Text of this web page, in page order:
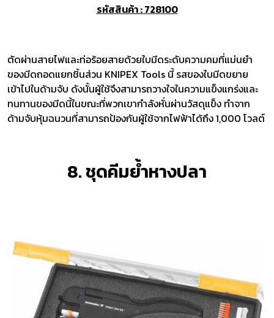
รหัสสินค้า : 728100
ตัดผ่านสายไฟและท่อร้อยสายด้วยใบมีดระดับความคมที่แม่นยำ
ของมีดถอดแยกชิ้นส่วน KNIPEX Tools นี้ รสของใบมีดขยาย
เข้าไปในด้ามจับ ดังนั้นผู้ใช้จึงสามารถวางใจในความแข็งแกร่งและ
ทนทานของมีดนี้ในขณะที่พวกเขากำลังหั่นผ่านวัสดุแข็ง ทำจาก
ด้ามจับหุ้มฉนวนที่สามารถป้องกันผู้ใช้จากไฟฟ้าได้ถึง 1,000 โวลต์
8. ชุดคีมย้ำหางปลา